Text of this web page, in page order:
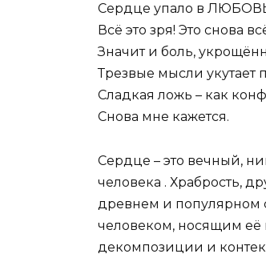
Сердце упало в ЛЮБОВЬ
Всё это зря! Это снова
Значит и боль,
Трезвые мысли укутает
Сладкая ложь – как
Снова мне кажется.
Сердце – это вечный,
человека . Храбрость,
древнем и популярном
человеком, носящим её
декомпозиции и